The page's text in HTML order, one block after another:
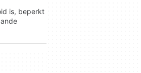
is, beperkt